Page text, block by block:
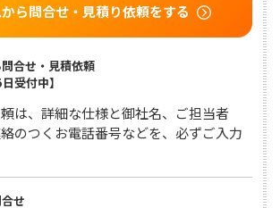
ら問合せ・見積り依頼をする
合せ・見積依頼
受付中】
は、詳細な仕様と御社名、ご担当者
のつくお電話番号などを、必ずご入力